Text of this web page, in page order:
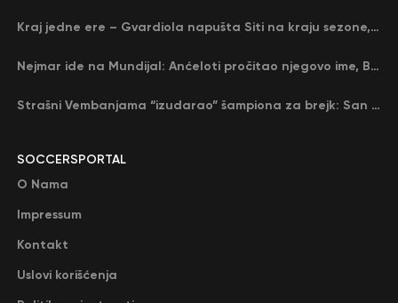
SOCCERSPORTAL
O Nama
Impressum
Kontakt
Uslovi korišćenja
Kraj jedne ere – Gvardiola napušta Siti na kraju sezone, menja ga njegov nekadašnji rival
Nejmar ide na Mundijal: Anćeloti pročitao njegovo ime, Brazil u delirijumu (VIDEO)
Strašni Vembanjama “izudarao” šampiona za brejk: San Antonio poveo protiv Oklahome